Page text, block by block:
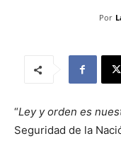
Por
“Ley y orden es
Seguridad de la